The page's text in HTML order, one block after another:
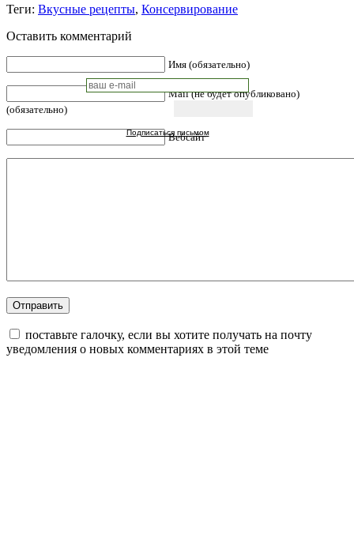
Подписаться письмом
Теги: Вкусные рецепты, Консервирование
Оставить комментарий
Имя (обязательно)
Mail (не будет опубликовано)
(обязательно)
Вебсайт
поставьте галочку, если вы хотите получать на почту
уведомления о новых комментариях в этой теме